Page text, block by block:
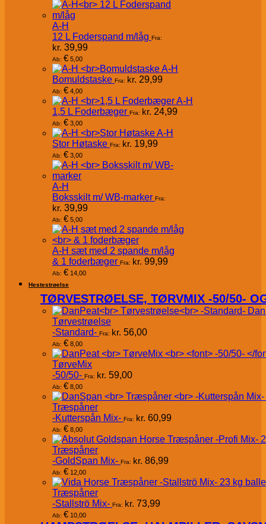
A-H
12 L Foderspand m/låg Fra:
kr. 39,99
Ab: € 5,00
A-H
Bomuldstaske Fra: kr. 29,99
Ab: € 4,00
A-H
1,5 L Foderbæger Fra: kr. 24,99
Ab: € 3,00
A-H
Stor Høtaske Fra: kr. 19,99
Ab: € 3,00
A-H
Boksskilt m/ WB-marker Fra:
kr. 39,99
Ab: € 5,00
A-H sæt med 2 spande m/låg
& 1 foderbæger Fra: kr. 99,99
Ab: € 14,00
Hestestrøelse
TØRVESTRØELSE, TØRVMIX -50/50-
Tørvestrøelse
-Standard- Fra: kr. 56,00
Ab: € 8,00
TørveMix
-50/50- Fra: kr. 59,00
Ab: € 8,00
Træspåner
-Kutterspån Mix- Fra: kr. 60,99
Ab: € 8,00
Træspåner
-GoldSpan Mix- Fra: kr. 86,99
Ab: € 12,00
Træspåner
-Stallströ Mix- Fra: kr. 73,99
Ab: € 10,00